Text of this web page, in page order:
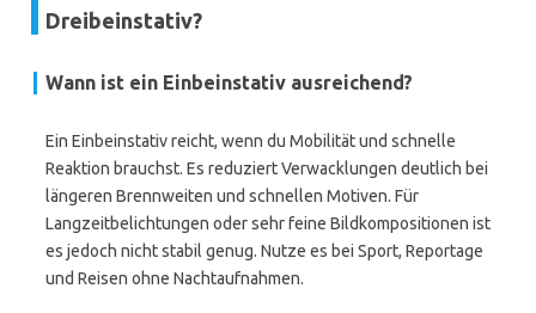
Dreibeinstativ?
Wann ist ein Einbeinstativ ausreichend?
Ein Einbeinstativ reicht, wenn du Mobilität und schnelle
Reaktion brauchst. Es reduziert Verwacklungen deutlich bei
längeren Brennweiten und schnellen Motiven. Für
Langzeitbelichtungen oder sehr feine Bildkompositionen ist
es jedoch nicht stabil genug. Nutze es bei Sport, Reportage
und Reisen ohne Nachtaufnahmen.